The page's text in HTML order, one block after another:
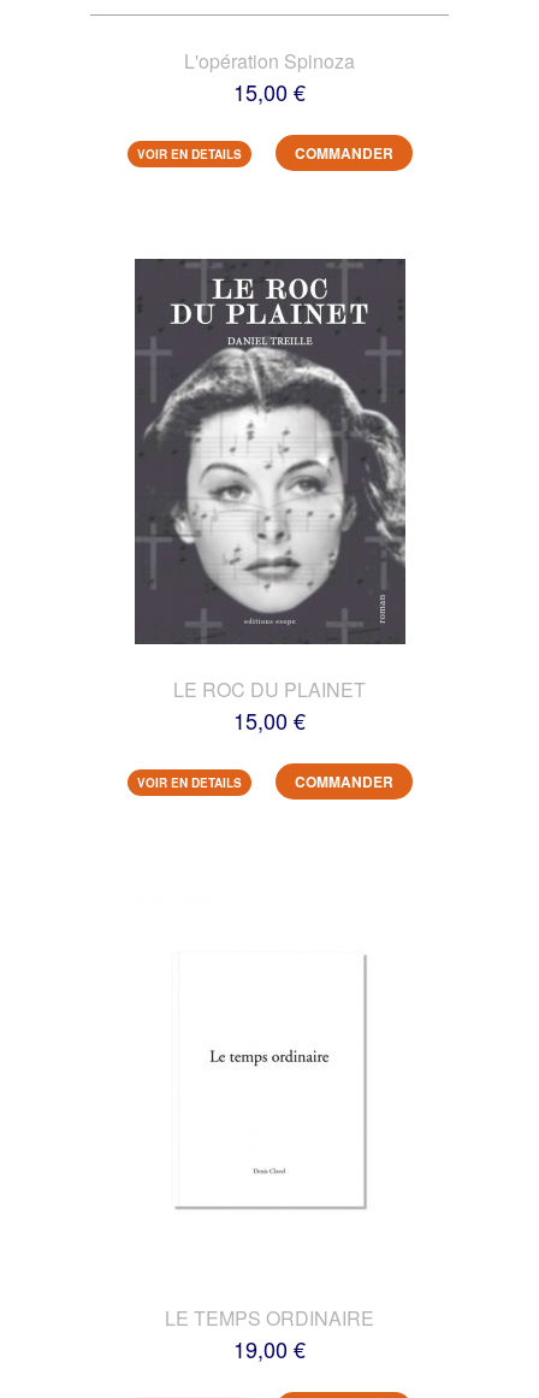
L'opération Spinoza
15,00 €
VOIR EN DETAILS COMMANDER
LE ROC DU PLAINET
15,00 €
VOIR EN DETAILS COMMANDER
LE TEMPS ORDINAIRE
19,00 €